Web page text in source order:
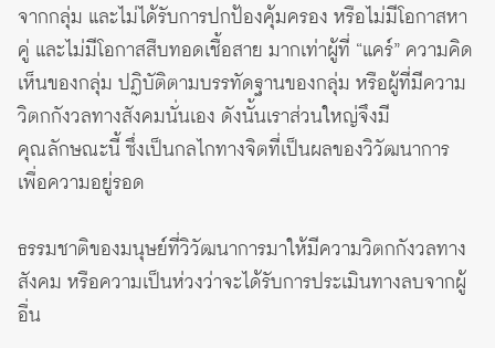
จากกลุ่ม และไม่ได้รับการปกป้องคุ้มครอง หรือไม่มีโอกาสหา
คู่ และไม่มีโอกาสสืบทอดเชื้อสาย มากเท่าผู้ที่ “แคร์” ความคิด
เห็นของกลุ่ม ปฏิบัติตามบรรทัดฐานของกลุ่ม หรือผู้ที่มีความ
วิตกกังวลทางสังคมนั่นเอง ดังนั้นเราส่วนใหญ่จึงมี
คุณลักษณะนี้ ซึ่งเป็นกลไกทางจิตที่เป็นผลของวิวัฒนาการ
เพื่อความอยู่รอด
ธรรมชาติของมนุษย์ที่วิวัฒนาการมาให้มีความวิตกกังวลทาง
สังคม หรือความเป็นห่วงว่าจะได้รับการประเมินทางลบจากผู้
อื่น